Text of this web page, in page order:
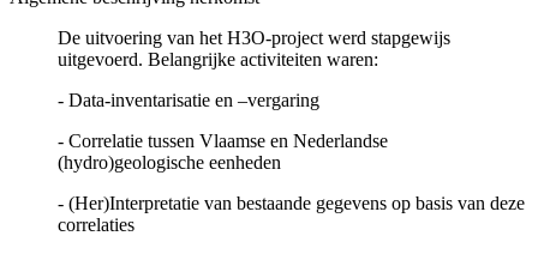
De uitvoering van het H3O-project werd stapgewijs
uitgevoerd. Belangrijke activiteiten waren:
- Data-inventarisatie en –vergaring
- Correlatie tussen Vlaamse en Nederlandse
(hydro)geologische eenheden
- (Her)Interpretatie van bestaande gegevens op basis van deze
correlaties